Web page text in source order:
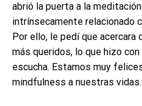
abrió la puerta a la
intrínsecamente relacionado
Por ello, le pedí que
más queridos, lo que hizo
escucha. Estamos muy
mindfulness a nuestras vidas.